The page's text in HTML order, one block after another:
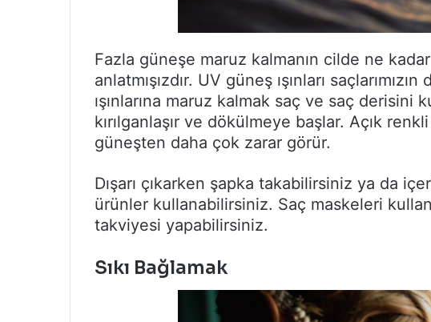
Fazla güneşe maruz kalmanın cilde ne
anlatmışızdır. UV güneş ışınları
ışınlarına maruz kalmak saç ve saç derisini
kırılganlaşır ve dökülmeye başlar. Açık
güneşten daha çok zarar görür.
Dışarı çıkarken şapka takabilirsiniz ya da
ürünler kullanabilirsiniz. Saç maskeleri
takviyesi yapabilirsiniz.
Sıkı Bağlamak